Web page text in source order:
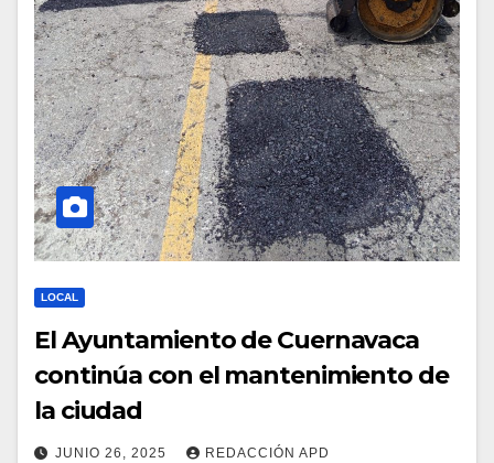
LOCAL
El Ayuntamiento de Cuernavaca
continúa con el mantenimiento de
la ciudad
JUNIO 26, 2025 REDACCIÓN APD